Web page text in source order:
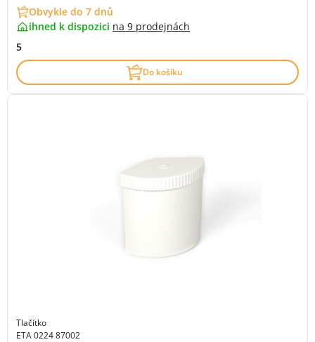
Obvykle do 7 dnů
ihned k dispozici na 9 prodejnách
5
Do košíku
Tlačítko
ETA 0224 87002